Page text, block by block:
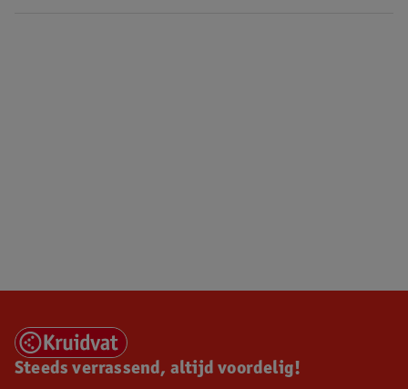
Steeds verrassend, altijd voordelig!